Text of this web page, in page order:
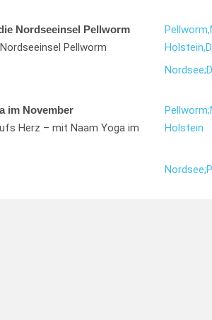
Nordseeinsel Pellworm
Pellworm
Pellworm,
Holstein,
Nordsee;
im November
Herz – mit Naam Yoga im
Pellworm;
Holstein
Nordsee;